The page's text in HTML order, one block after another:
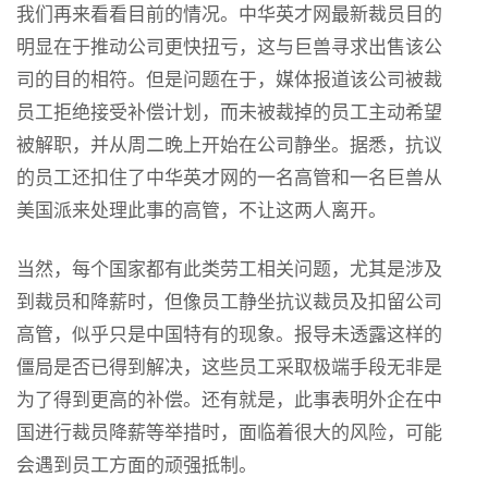
我们再来看看目前的情况。中华英才网最新裁员目的
明显在于推动公司更快扭亏，这与巨兽寻求出售该公
司的目的相符。但是问题在于，媒体报道该公司被裁
员工拒绝接受补偿计划，而未被裁掉的员工主动希望
被解职，并从周二晚上开始在公司静坐。据悉，抗议
的员工还扣住了中华英才网的一名高管和一名巨兽从
美国派来处理此事的高管，不让这两人离开。
当然，每个国家都有此类劳工相关问题，尤其是涉及
到裁员和降薪时，但像员工静坐抗议裁员及扣留公司
高管，似乎只是中国特有的现象。报导未透露这样的
僵局是否已得到解决，这些员工采取极端手段无非是
为了得到更高的补偿。还有就是，此事表明外企在中
国进行裁员降薪等举措时，面临着很大的风险，可能
会遇到员工方面的顽强抵制。